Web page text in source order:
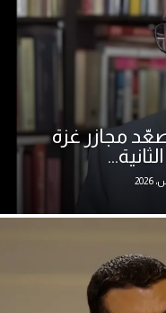
مجازر غزة